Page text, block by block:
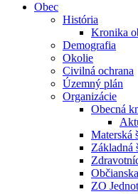
Obec
História
Kronika
Demografia
Okolie
Civilná ochrana
Územný plán
Organizácie
Obecná
Materská
Základná
ZO